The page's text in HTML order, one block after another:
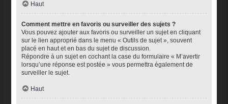
Haut
Comment mettre en favoris ou surveiller des sujets ?
Vous pouvez ajouter aux favoris ou surveiller un sujet en cliquant
sur le lien approprié dans le menu « Outils de sujet », souvent
placé en haut et en bas du sujet de discussion.
Répondre à un sujet en cochant la case du formulaire « M’avertir
lorsqu’une réponse est postée » vous permettra également de
surveiller le sujet.
Haut